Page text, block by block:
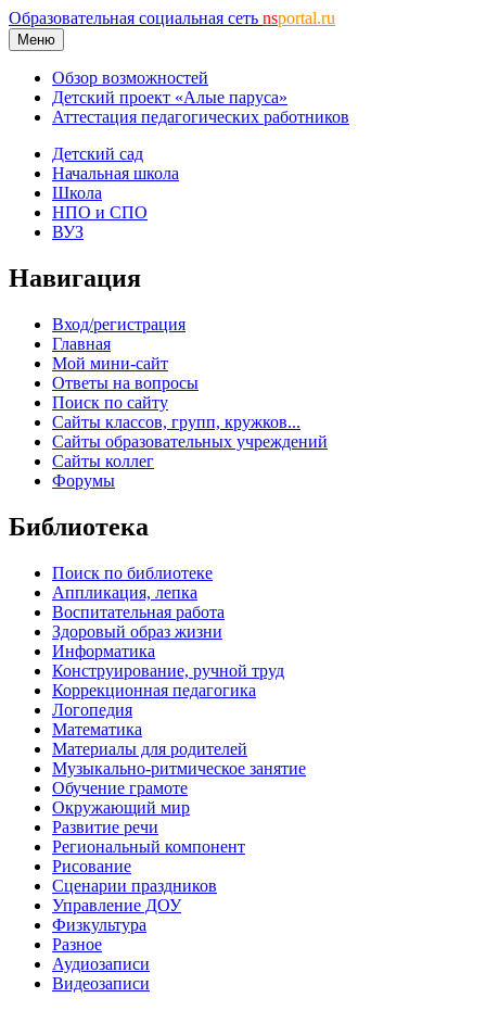
Образовательная социальная сеть nsportal.ru
Меню
Обзор возможностей
Детский проект «Алые паруса»
Аттестация педагогических работников
Детский сад
Начальная школа
Школа
НПО и СПО
ВУЗ
Навигация
Вход/регистрация
Главная
Мой мини-сайт
Ответы на вопросы
Поиск по сайту
Сайты классов, групп, кружков...
Сайты образовательных учреждений
Сайты коллег
Форумы
Библиотека
Поиск по библиотеке
Аппликация, лепка
Воспитательная работа
Здоровый образ жизни
Информатика
Конструирование, ручной труд
Коррекционная педагогика
Логопедия
Математика
Материалы для родителей
Музыкально-ритмическое занятие
Обучение грамоте
Окружающий мир
Развитие речи
Региональный компонент
Рисование
Сценарии праздников
Управление ДОУ
Физкультура
Разное
Аудиозаписи
Видеозаписи